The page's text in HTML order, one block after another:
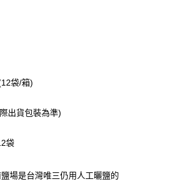
)免運費
部分地區：馬公市/白沙鄉/湖西
袋/箱)
出貨包裝為準)
袋
場是台灣唯三仍用人工曬鹽的